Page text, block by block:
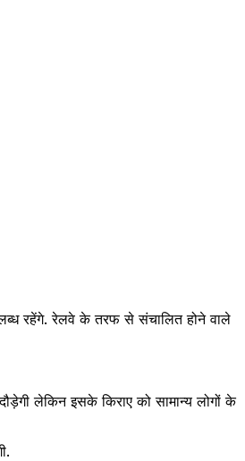
रहेंगे. रेलवे के तरफ से संचालित होने वाले
लेकिन इसके किराए को सामान्य लोगों के